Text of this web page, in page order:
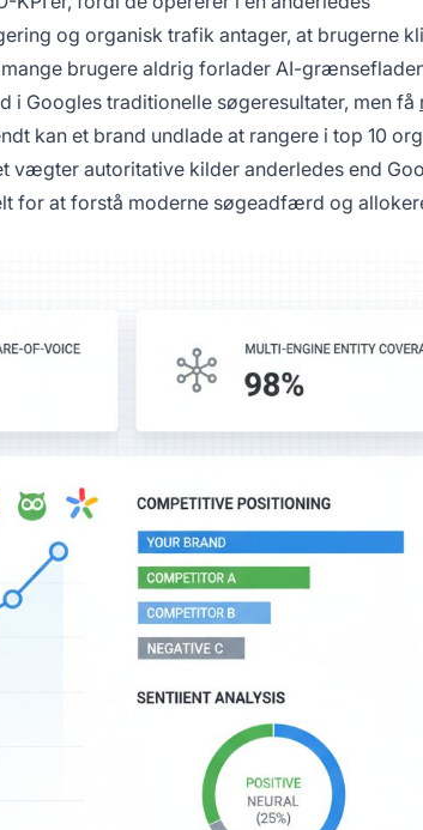
og organisk trafik antager, at brugerne
brugere aldrig forlader AI-
i Googles traditionelle søgeresultater, men få
kan et brand undlade at rangere i top 10
vægter autoritative kilder anderledes end
for at forstå moderne søgeadfærd og